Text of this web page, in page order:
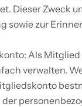
Dieser Zweck
sowie zur
Als
verwalten.